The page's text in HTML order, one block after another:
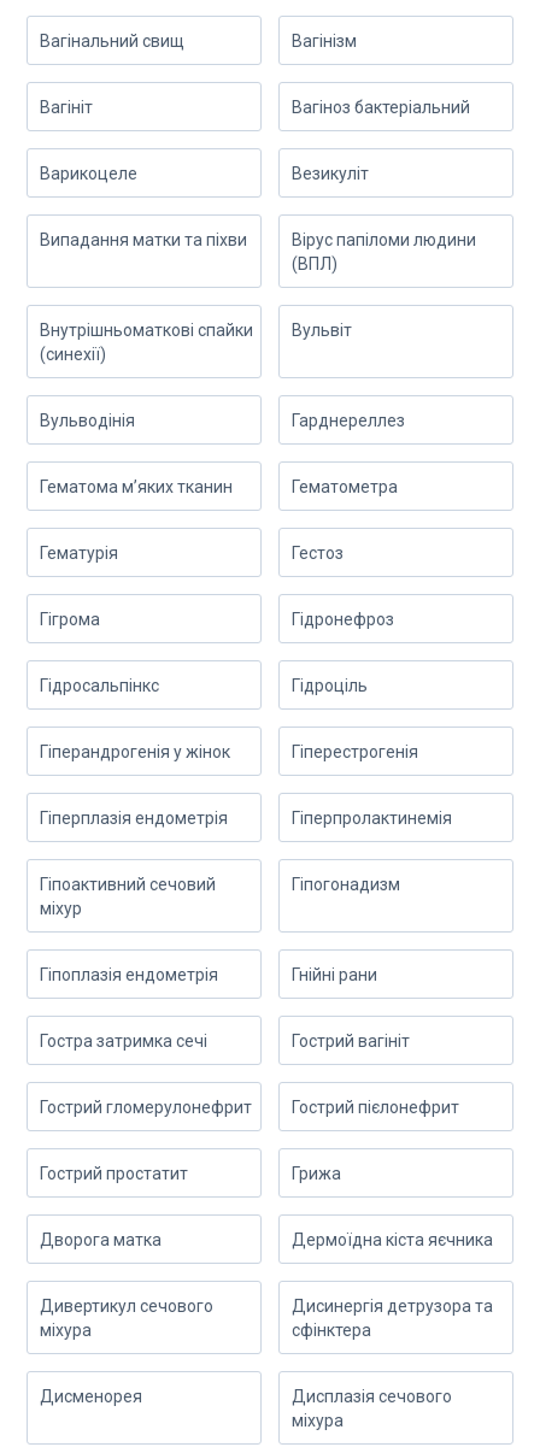
Вагінальний свищ Вагінізм
Вагініт Вагіноз бактеріальний
Варикоцеле Везикуліт
Випадання матки та піхви
Вірус папіломи людини
(ВПЛ)
Внутрішньоматкові спайки
(синехії)
Вульвіт
Вульводінія Гарднереллез
Гематома м’яких тканин Гематометра
Гематурія Гестоз
Гігрома Гідронефроз
Гідросальпінкс Гідроціль
Гіперандрогенія у жінок Гіперестрогенія
Гіперплазія ендометрія Гіперпролактинемія
Гіпоактивний сечовий
міхур
Гіпогонадизм
Гіпоплазія ендометрія Гнійні рани
Гостра затримка сечі Гострий вагініт
Гострий гломерулонефрит Гострий пієлонефрит
Гострий простатит Грижа
Дворога матка Дермоїдна кіста яєчника
Дивертикул сечового
міхура
Дисинергія детрузора та
сфінктера
Дисменорея
Дисплазія сечового
міхура